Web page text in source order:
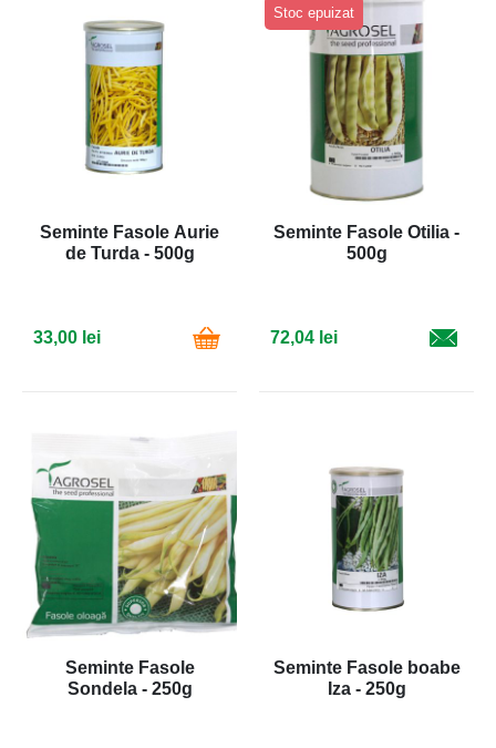
Seminte Fasole Aurie
de Turda - 500g
33,00 lei
Stoc epuizat
Seminte Fasole Otilia -
500g
72,04 lei
Seminte Fasole
Sondela - 250g
Seminte Fasole boabe
Iza - 250g